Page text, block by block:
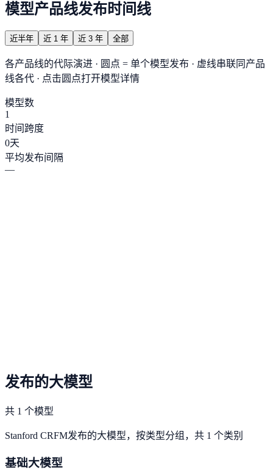
模型产品线发布时间线
近半年 近 1 年 近 3 年 全部
各产品线的代际演进 · 圆点 = 单个模型发布 · 虚线串联同产品
线各代 · 点击圆点打开模型详情
模型数
1
时间跨度
0天
平均发布间隔
—
发布的大模型
共 1 个模型
Stanford CRFM发布的大模型，按类型分组，共 1 个类别
基础大模型